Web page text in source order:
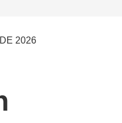
2026